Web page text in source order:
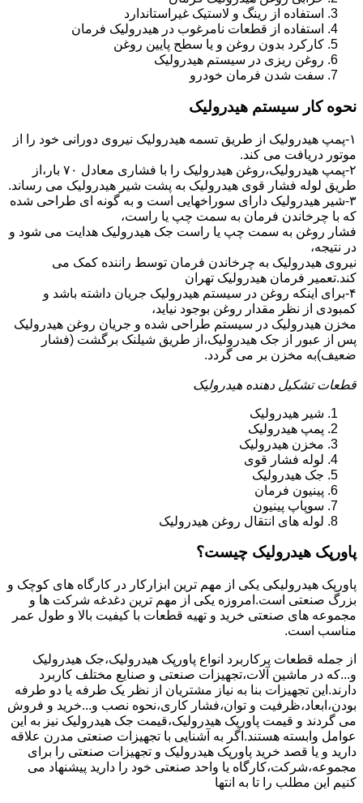
استفاده از رینگ و لاستیک غیراستاندارد
استفاده از قطعات نامرغوب در هیدرولیک فرمان
کارکرد بدون روغن و یا سطح پایین روغن
روغن ریزی در سیستم هیدرولیک
سفت شدن فرمان خودرو
نحوه کار سیستم هیدرولیک
۱-پمپ هیدرولیک از طریق تسمه هیدرولیک نیروی دورانی خود را از
موتور دریافت می کند.
۲-پمپ هیدرولیک،روغن هیدرولیک را با فشاری معادل ۷۰ بار،از
طریق لوله فشار قوی هیدرولیک به پشت شیر هیدرولیک می رساند.
۳-شیر هیدرولیک دارای سوراخهایی است و به گونه ای طراحی شده
که با چرخاندن فرمان به سمت چپ یا راست،
فشار روغن به سمت چپ یا راست جک هیدرولیک هدایت می شود و
در نتیجه،
نیروی هیدرولیک به چرخاندن فرمان توسط راننده کمک می
کند.تعمیر فرمان هیدرولیک تهران
۴-برای اینکه روغن در سیستم هیدرولیک جریان داشته باشد و
کمبودی از نظر مقدار روغن بوجود نیاید،
مخزن هیدرولیک در سیستم طراحی شده و جریان روغن هیدرولیک
پس از عبور از جک هیدرولیک،از طریق شیلنک برگشت (فشار
ضعیف)به مخزن بر می گردد.
قطعات تشکیل دهنده هیدرولیک
شیر هیدرولیک
پمپ هیدرولیک
مخزن هیدرولیک
لوله فشار قوی
جک هیدرولیک
پینیون فرمان
سوپاپ پینیون
لوله های انتقال روغن هیدرولیک
پاورپک هیدرولیک چیست؟
پاورپک هیدرولیکی یکی از مهم ترین ابزارکار در کارگاه های کوچک و
بزرگ صنعتی است.امروزه یکی از مهم ترین دغدغه شرکت ها و
مجموعه های صنعتی خرید و تهیه قطعات با کیفیت بالا و طول عمر
مناسب است.
از جمله قطعات پرکاربرد انواع پاورپک هیدرولیک،جک هیدرولیک
و...که در ماشین آلات،تجهیزات صنعتی و صنایع مختلف کاربرد
دارند.این تجهیزات بنا به نیاز مشتریان از نظر یک طرفه یا دو طرفه
بودن،ابعاد،ظرفیت و توان،فشار کاری،نحوه نصب و...خرید و فروش
می گردند و قیمت پاورپک هیدرولیک،قیمت جک هیدرولیک نیز به این
عوامل وابسته هستند.اگر به آشنایی با تجهیزات صنعتی مدرن علاقه
دارید و یا قصد خرید پاورپک هیدرولیک و تجهیزات صنعتی را برای
مجموعه،شرکت،کارگاه یا واحد صنعتی خود را دارید پیشنهاد می
کنیم این مطلب را تا به انتها